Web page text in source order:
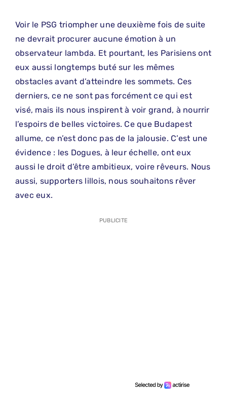
Voir le PSG triompher une deuxième fois de suite
ne devrait procurer aucune émotion à un
observateur lambda. Et pourtant, les Parisiens ont
eux aussi longtemps buté sur les mêmes
obstacles avant d’atteindre les sommets. Ces
derniers, ce ne sont pas forcément ce qui est
visé, mais ils nous inspirent à voir grand, à nourrir
l’espoirs de belles victoires. Ce que Budapest
allume, ce n’est donc pas de la jalousie. C’est une
évidence : les Dogues, à leur échelle, ont eux
aussi le droit d’être ambitieux, voire rêveurs. Nous
aussi, supporters lillois, nous souhaitons rêver
avec eux.
PUBLICITE